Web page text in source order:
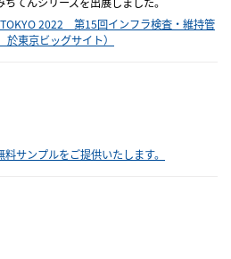
2022 第15回インフラ検査・維持管
東京ビッグサイト）
サンプルをご提供いたします。